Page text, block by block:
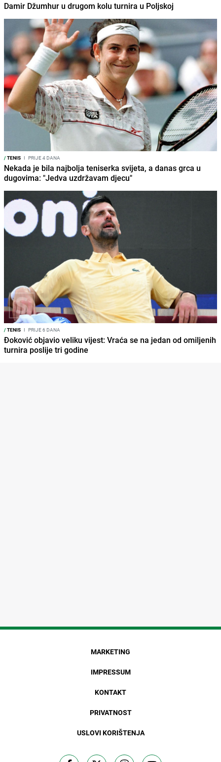
Damir Džumhur u drugom kolu turnira u Poljskoj
/TENIS I PRIJE 4 DANA
Nekada je bila najbolja teniserka svijeta, a danas grca u
dugovima: "Jedva uzdržavam djecu"
/TENIS I PRIJE 6 DANA
Đoković objavio veliku vijest: Vraća se na jedan od omiljenih
turnira poslije tri godine
MARKETING
IMPRESSUM
KONTAKT
PRIVATNOST
USLOVI KORIŠTENJA